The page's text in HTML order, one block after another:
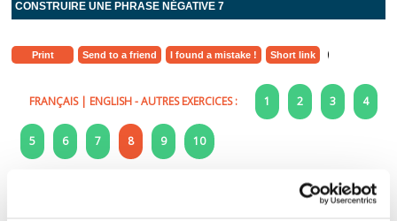
CONSTRUIRE UNE PHRASE NÉGATIVE 7
Print Send to a friend I found a mistake ! Short link
FRANÇAIS| ENGLISH- AUTRES EXERCICES : 1 2 3 4
5 6 7 8 9 10
8 - Learn french: the negative sentence.